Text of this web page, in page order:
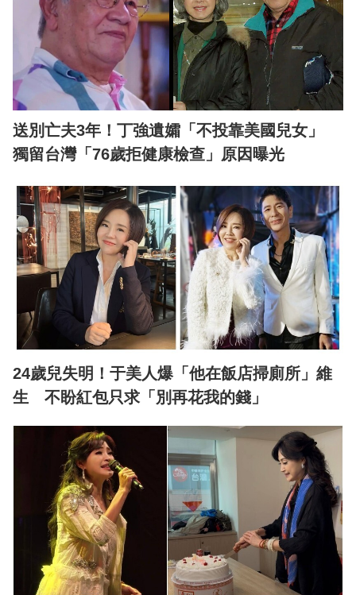
送別亡夫3年！丁強遺孀「不投靠美國兒女」
獨留台灣「76歲拒健康檢查」原因曝光
24歲兒失明！于美人爆「他在飯店掃廁所」維
生 不盼紅包只求「別再花我的錢」